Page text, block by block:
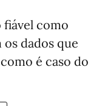
fiável como
dados que
é caso do